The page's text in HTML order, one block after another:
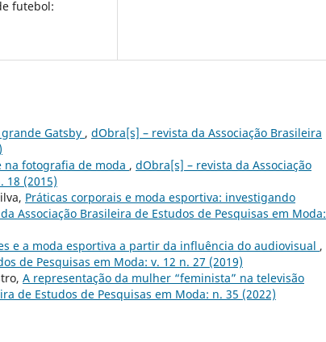
futebol:
Gatsby , dObra[s] – revista da Associação Brasileira
fotografia de moda , dObra[s] – revista da Associação
18 (2015)
Práticas corporais e moda esportiva: investigando
Associação Brasileira de Estudos de Pesquisas em Moda:
e a moda esportiva a partir da influência do audiovisual ,
de Pesquisas em Moda: v. 12 n. 27 (2019)
A representação da mulher “feminista” na televisão
de Estudos de Pesquisas em Moda: n. 35 (2022)